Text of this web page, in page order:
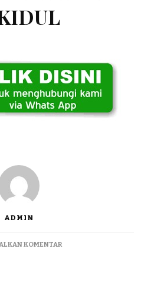
ADMIN
KOMENTARPADA